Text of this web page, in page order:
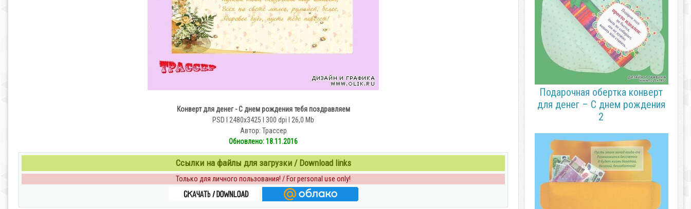
Конверт для денег - С днем рождения тебя поздравляем
PSD l 2480x3425 l 300 dpi l 26,0 Mb
Автор: Трассер
Обновлено: 18.11.2016
Ссылки на файлы для загрузки / Download links
Только для личного пользования! / For personal use only!
Подарочная обертка конверт
для денег – С днем рождения
2